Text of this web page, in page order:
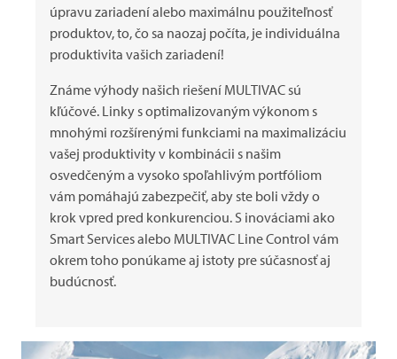
úpravu zariadení alebo maximálnu použiteľnosť
produktov, to, čo sa naozaj počíta, je individuálna
produktivita vašich zariadení!
Známe výhody našich riešení MULTIVAC sú
kľúčové. Linky s optimalizovaným výkonom s
mnohými rozšírenými funkciami na maximalizáciu
vašej produktivity v kombinácii s našim
osvedčeným a vysoko spoľahlivým portfóliom
vám pomáhajú zabezpečiť, aby ste boli vždy o
krok vpred pred konkurenciou. S inováciami ako
Smart Services alebo MULTIVAC Line Control vám
okrem toho ponúkame aj istoty pre súčasnosť aj
budúcnosť.